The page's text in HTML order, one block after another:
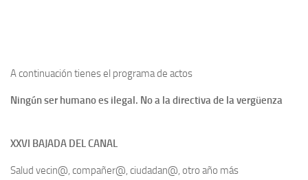
A continuación tienes el programa de actos
Ningún ser humano es ilegal. No a la directiva de la vergüenza
XXVI BAJADA DEL CANAL
Salud vecin@, compañer@, ciudadan@, otro año más